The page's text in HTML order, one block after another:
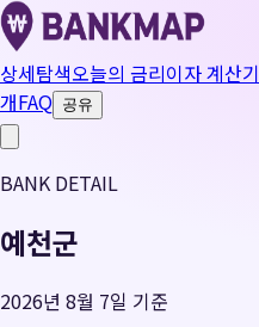
상세탐색오늘의 금리이자 계산기
개FAQ 공유
BANK DETAIL
예천군
2026년 8월 7일 기준